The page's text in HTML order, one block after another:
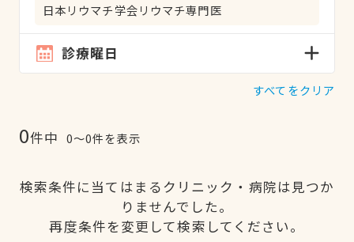
日本リウマチ学会リウマチ専門医
診療曜日
すべてをクリア
0件中 0〜0件を表示
検索条件に当てはまるクリニック・病院は見つか
りませんでした。
再度条件を変更して検索してください。